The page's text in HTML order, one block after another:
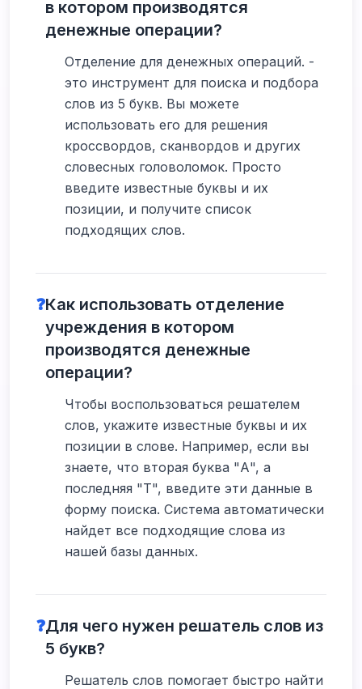
в котором производятся
денежные операции?
Отделение для денежных операций. -
это инструмент для поиска и подбора
слов из 5 букв. Вы можете
использовать его для решения
кроссвордов, сканвордов и других
словесных головоломок. Просто
введите известные буквы и их
позиции, и получите список
подходящих слов.
❓Как использовать отделение
учреждения в котором
производятся денежные
операции?
Чтобы воспользоваться решателем
слов, укажите известные буквы и их
позиции в слове. Например, если вы
знаете, что вторая буква "А", а
последняя "Т", введите эти данные в
форму поиска. Система автоматически
найдет все подходящие слова из
нашей базы данных.
❓Для чего нужен решатель слов из
5 букв?
Решатель слов помогает быстро найти